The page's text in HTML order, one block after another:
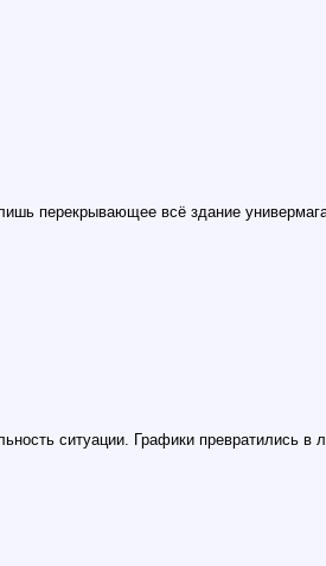
перекрывающее всё здание
ситуации. Графики превратились